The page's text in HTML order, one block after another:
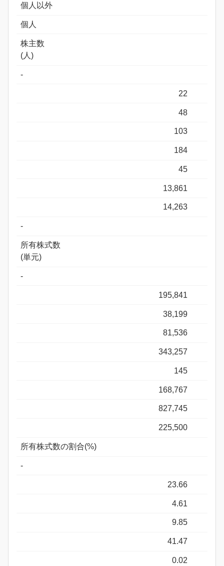
個人以外
個人
株主数
(人)
-
22
48
103
184
45
13,861
14,263
-
所有株式数
(単元)
-
195,841
38,199
81,536
343,257
145
168,767
827,745
225,500
所有株式数の割合(%)
-
23.66
4.61
9.85
41.47
0.02